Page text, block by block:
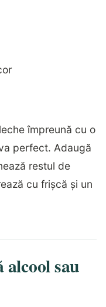
împreună cu o
perfect. Adaugă
restul de
cu frișcă și un
sau